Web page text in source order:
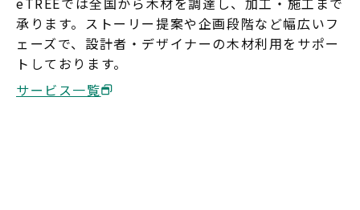
承ります。ストーリー提案や企画段階など幅広いフ
ェーズで、設計者・デザイナーの木材利用をサポー
トしております。
サービス一覧